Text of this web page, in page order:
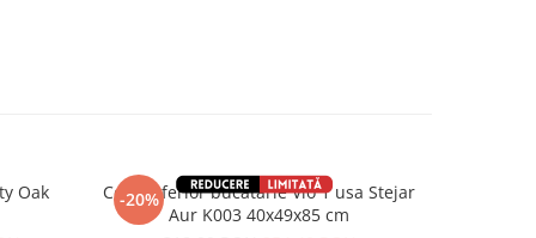
Oak
-20%
Corp inferior bucatarie Vio 1 usa Stejar
Aur K003 40x49x85 cm